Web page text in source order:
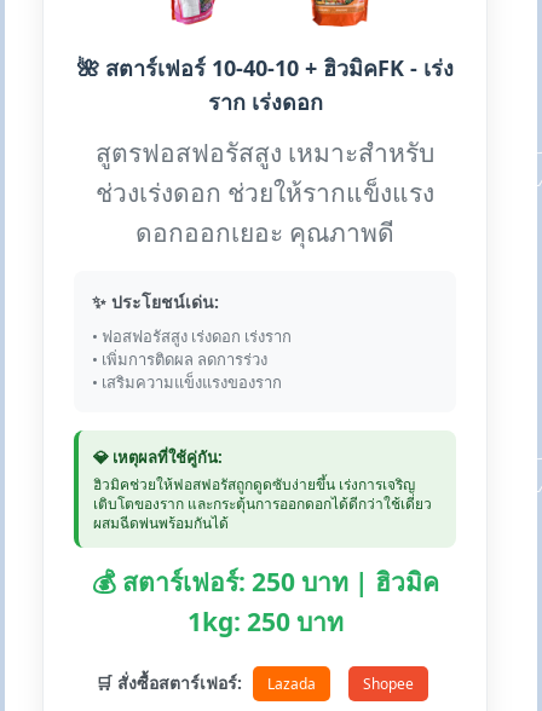
🌺 สตาร์เฟอร์ 10-40-10 + ฮิวมิคFK - เร่ง
ราก เร่งดอก
สูตรฟอสฟอรัสสูง เหมาะสำหรับ
ช่วงเร่งดอก ช่วยให้รากแข็งแรง
ดอกออกเยอะ คุณภาพดี
✨ ประโยชน์เด่น:
• ฟอสฟอรัสสูง เร่งดอก เร่งราก
• เพิ่มการติดผล ลดการร่วง
• เสริมความแข็งแรงของราก
💎 เหตุผลที่ใช้คู่กัน:
ฮิวมิคช่วยให้ฟอสฟอรัสถูกดูดซับง่ายขึ้น เร่งการเจริญ
เติบโตของราก และกระตุ้นการออกดอกได้ดีกว่าใช้เดี่ยว
ผสมฉีดพ่นพร้อมกันได้
💰 สตาร์เฟอร์: 250 บาท | ฮิวมิค
1kg: 250 บาท
🛒 สั่งซื้อสตาร์เฟอร์: Lazada Shopee